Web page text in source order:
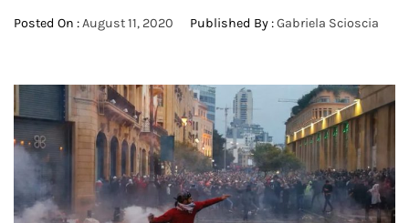
Posted On :August 11, 2020 Published By :Gabriela Scioscia